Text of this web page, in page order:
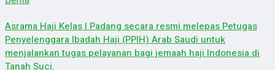
Asrama Haji Kelas I Padang secara resmi melepas Petugas
Penyelenggara Ibadah Haji (PPIH) Arab Saudi untuk
menjalankan tugas pelayanan bagi jemaah haji Indonesia di
Tanah Suci.